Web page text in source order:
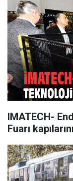
IMATECH-
Fuarı